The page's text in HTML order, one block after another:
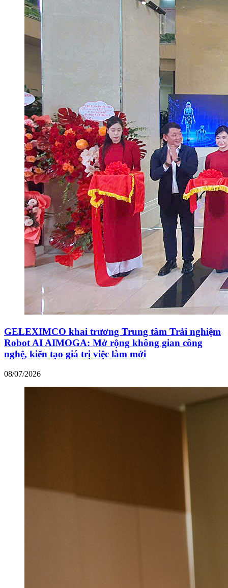
GELEXIMCO khai trương Trung tâm Trải nghiệm
Robot AI AIMOGA: Mở rộng không gian công
nghệ, kiến tạo giá trị việc làm mới
08/07/2026